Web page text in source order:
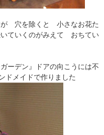
が 穴を除くと 小さなお花た
ていくのがみえて おちてい
ーデン』ドアの向こうには不
ドメイドで作りました